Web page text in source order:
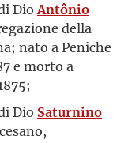
Dio Antônio
della
nato a Peniche
e morto a
Dio Saturnino